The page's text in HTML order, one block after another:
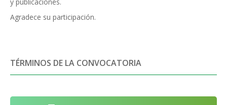
Agradece su participación.
TÉRMINOS DE LA CONVOCATORIA